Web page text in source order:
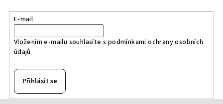
E-mail
Vložením e-mailu souhlasíte s podmínkami ochrany osobních
údajů
Přihlásit se